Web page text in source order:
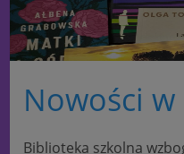
Nowości
Biblioteka szkolna